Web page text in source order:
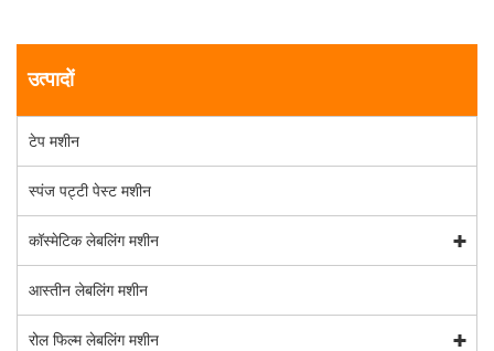
उत्पादों
टेप मशीन
स्पंज पट्टी पेस्ट मशीन
कॉस्मेटिक लेबलिंग मशीन
आस्तीन लेबलिंग मशीन
रोल फिल्म लेबलिंग मशीन